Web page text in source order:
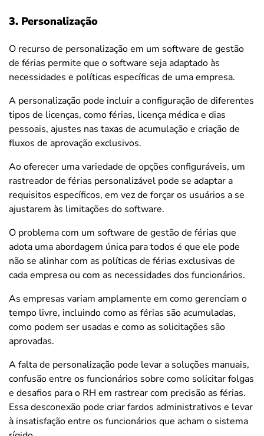
3. Personalização
O recurso de personalização em um software de gestão
de férias permite que o software seja adaptado às
necessidades e políticas específicas de uma empresa.
A personalização pode incluir a configuração de diferentes
tipos de licenças, como férias, licença médica e dias
pessoais, ajustes nas taxas de acumulação e criação de
fluxos de aprovação exclusivos.
Ao oferecer uma variedade de opções configuráveis, um
rastreador de férias personalizável pode se adaptar a
requisitos específicos, em vez de forçar os usuários a se
ajustarem às limitações do software.
O problema com um software de gestão de férias que
adota uma abordagem única para todos é que ele pode
não se alinhar com as políticas de férias exclusivas de
cada empresa ou com as necessidades dos funcionários.
As empresas variam amplamente em como gerenciam o
tempo livre, incluindo como as férias são acumuladas,
como podem ser usadas e como as solicitações são
aprovadas.
A falta de personalização pode levar a soluções manuais,
confusão entre os funcionários sobre como solicitar folgas
e desafios para o RH em rastrear com precisão as férias.
Essa desconexão pode criar fardos administrativos e levar
à insatisfação entre os funcionários que acham o sistema